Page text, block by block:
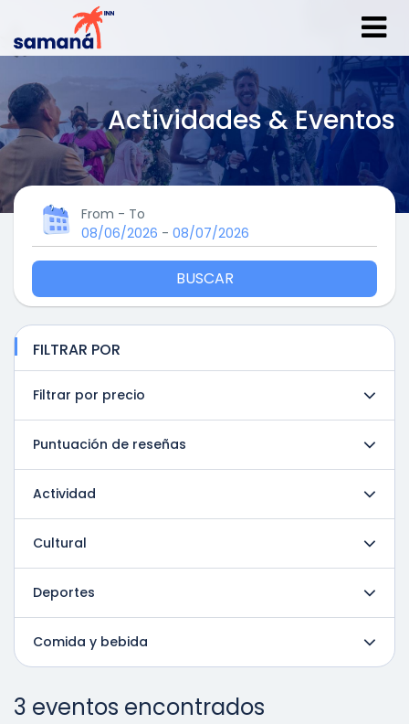
Actividades & Eventos
From - To
08/06/2026 - 08/07/2026
BUSCAR
FILTRAR POR
Filtrar por precio
Puntuación de reseñas
Actividad
Cultural
Deportes
Comida y bebida
3 eventos encontrados